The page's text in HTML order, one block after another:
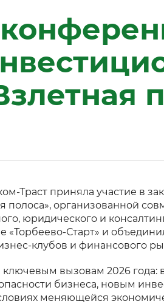
Траст приняла участие в
полоса», организованной
юридического и
«Торбеево-Старт» и
клубов и финансового
вызовам 2026 года:
бизнеса, новым
меняющейся